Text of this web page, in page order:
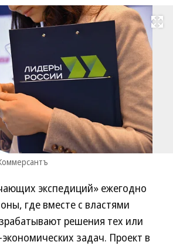
Развернуть
экспедиций» ежегодно
где вместе с властями
решения тех или
задач. Проект в